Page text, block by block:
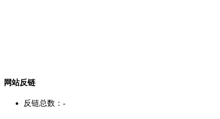
网站反链
反链总数： -